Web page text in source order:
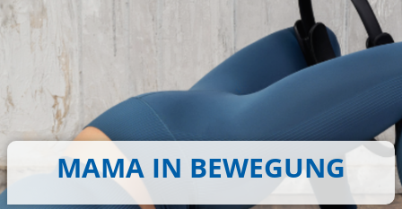
MAMA IN BEWEGUNG